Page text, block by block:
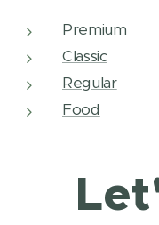
Premium
Classic
Regular
Food